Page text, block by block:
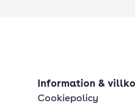
Information &
Cookiepolicy